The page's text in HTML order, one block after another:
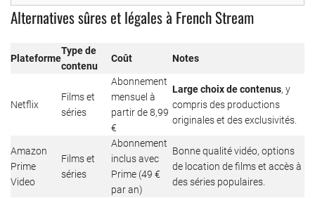
Alternatives sûres et légales à French Stream
Plateforme
Type de
contenu
Coût Notes
Netflix
Films et
séries
Abonnement
mensuel à
partir de 8,99
€
Large choix de contenus, y
compris des productions
originales et des exclusivités.
Amazon
Prime
Video
Films et
séries
Abonnement
inclus avec
Prime (49 €
par an)
Bonne qualité vidéo, options
de location de films et accès à
des séries populaires.